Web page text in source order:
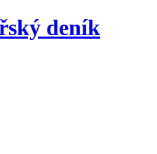
deník